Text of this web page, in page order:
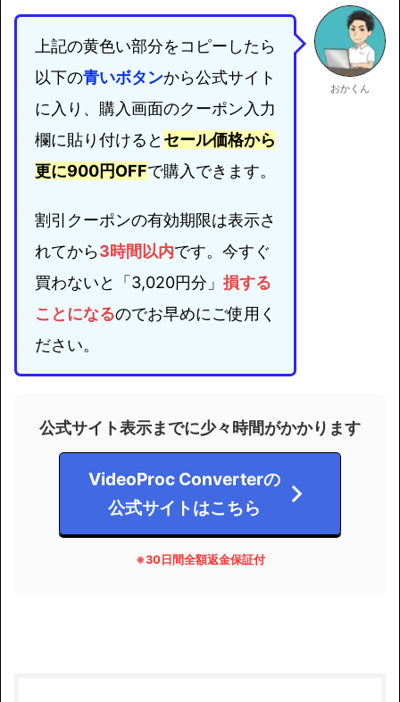
上記の黄色い部分をコピーしたら
以下の青いボタンから公式サイト
に入り、購入画面のクーポン入力
欄に貼り付けると セール価格から
更に900円OFFで購入できます。
割引クーポンの有効期限は表示さ
れてから3時間以内です。今すぐ
買わないと「3,020円分」 損する
ことになるのでお早めにご使用く
ださい。
おかくん
公式サイト表示までに少々時間がかかります
VideoProc Converterの
公式サイトはこちら
※30日間全額返金保証付